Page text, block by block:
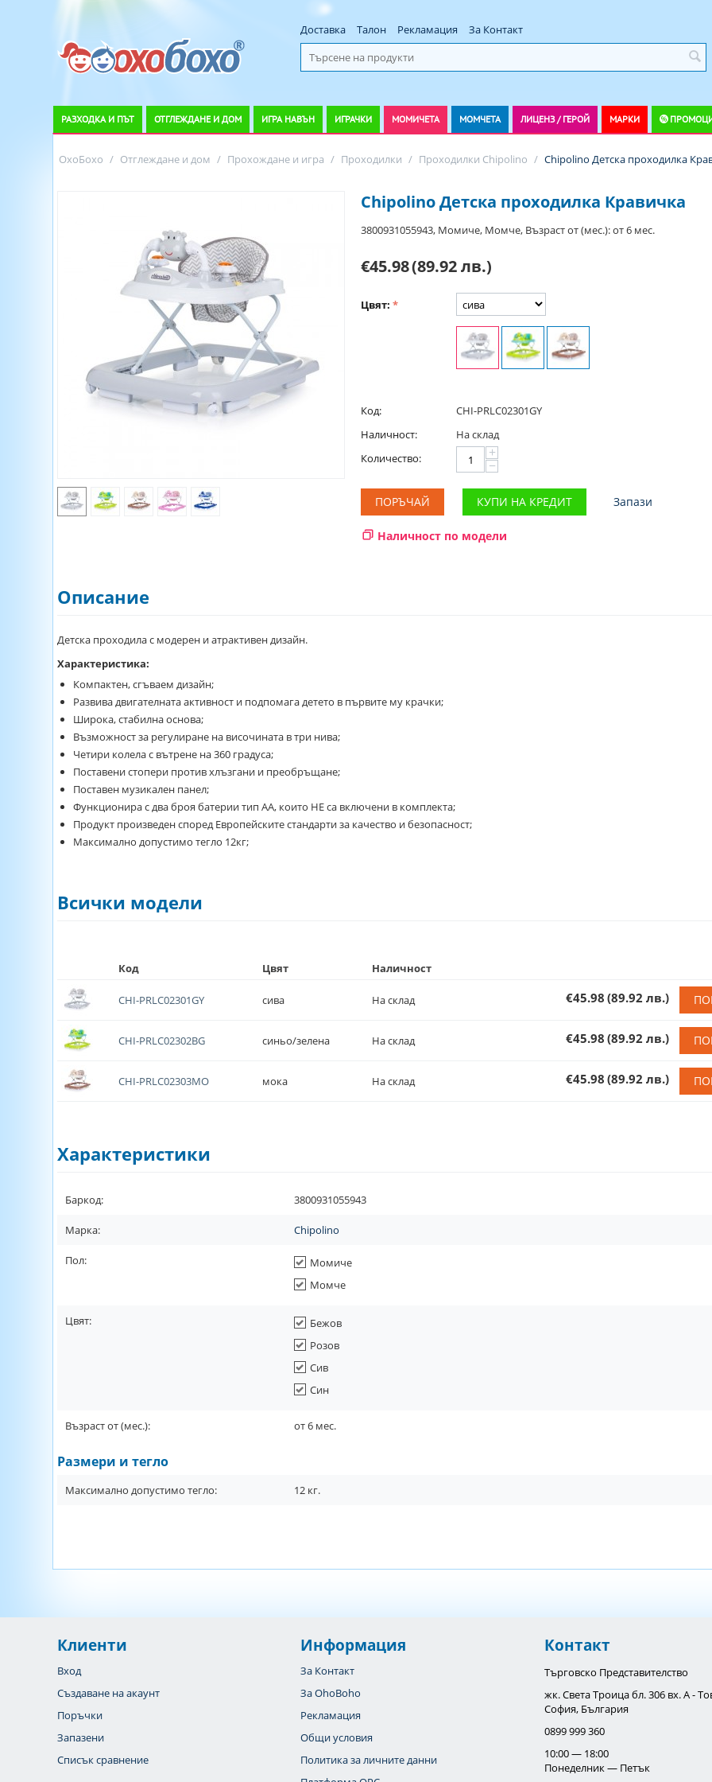
Доставка Талон Рекламация За Контакт
РАЗХОДКА И ПЪТ ОТГЛЕЖДАНЕ И ДОМ ИГРА НАВЪН ИГРАЧКИ МОМИЧЕТА МОМЧЕТА ЛИЦЕНЗ / ГЕРОЙ МАРКИ
ОхоБохо / Отглеждане и дом / Прохождане и игра / Проходилки / Проходилки Chipolino / Chipolino Детска проходилка
Chipolino Детска проходилка Кравичка
3800931055943, Момиче, Момче, Възраст от (мес.): от 6 мес.
€45.98(89.92 лв.)
Цвят:
Код:
CHI-PRLC02301GY
Наличност:
На склад
Количество:
+
−
ПОРЪЧАЙ КУПИ НА КРЕДИТ Запази
Наличност по модели
Описание
Детска проходила с модерен и атрактивен дизайн.
Характеристика:
Компактен, сгъваем дизайн;
Развива двигателната активност и подпомага детето в първите му крачки;
Широка, стабилна основа;
Възможност за регулиране на височината в три нива;
Четири колела с вътрене на 360 градуса;
Поставени стопери против хлъзгани и преобръщане;
Поставен музикален панел;
Функционира с два броя батерии тип АА, които НЕ са включени в комплекта;
Продукт произведен според Европейските стандарти за качество и безопасност;
Максимално допустимо тегло 12кг;
Всички модели
Код Цвят Наличност
CHI-PRLC02301GY сива На склад €45.98 (89.92 лв.)
CHI-PRLC02302BG синьо/зелена На склад €45.98 (89.92 лв.)
CHI-PRLC02303MO мока На склад €45.98 (89.92 лв.)
Характеристики
Баркод: 3800931055943
Марка: Chipolino
Пол:
Момиче
Момче
Цвят:
Бежов
Розов
Сив
Син
Възраст от (мес.): от6 мес.
Размери и тегло
Максимално допустимо тегло: 12 кг.
Клиенти
Вход
Създаване на акаунт
Поръчки
Запазени
Списък сравнение
Информация
За Контакт
За OhoBoho
Рекламация
Общи условия
Политика за личните данни
Контакт
Търговско Представителство
жк. Света Троица бл. 306 вх. А -
София, България
0899 999 360
10:00 — 18:00
Понеделник — Петък